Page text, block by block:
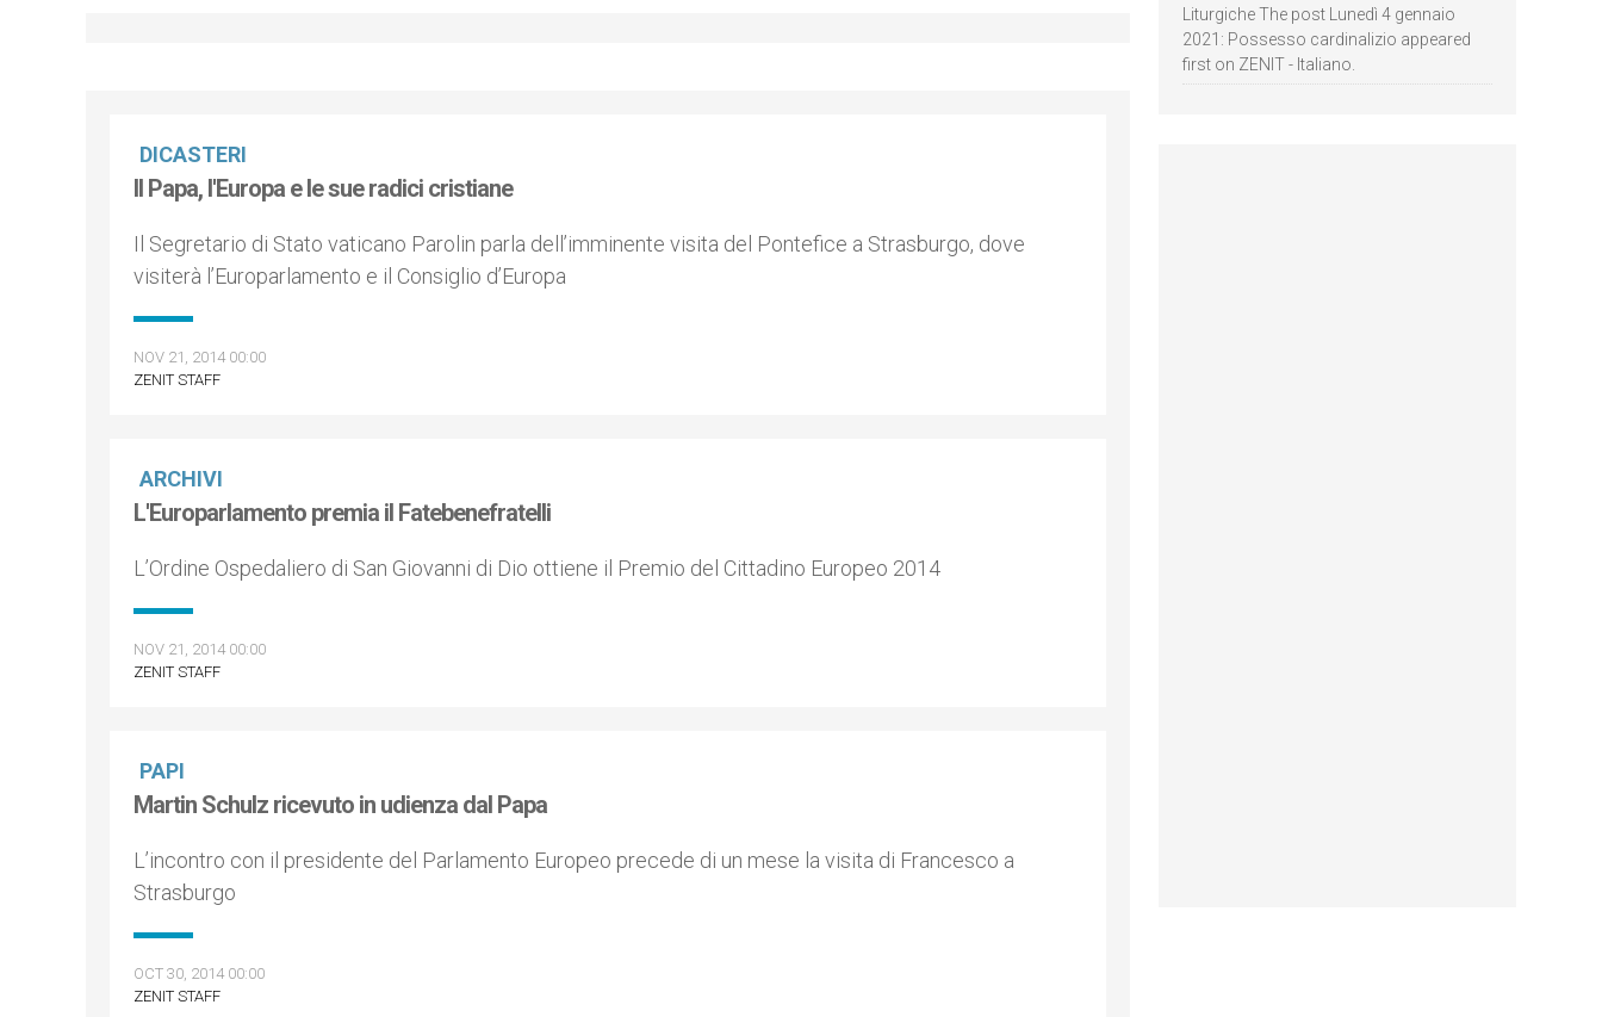
DICASTERI
Il Papa, l'Europa e le sue radici cristiane
Il Segretario di Stato vaticano Parolin parla dell’imminente visita del Pontefice a Strasburgo, dove
visiterà l’Europarlamento e il Consiglio d’Europa
NOV 21, 2014 00:00
ZENIT STAFF
ARCHIVI
L'Europarlamento premia il Fatebenefratelli
L’Ordine Ospedaliero di San Giovanni di Dio ottiene il Premio del Cittadino Europeo 2014
NOV 21, 2014 00:00
ZENIT STAFF
PAPI
Martin Schulz ricevuto in udienza dal Papa
L’incontro con il presidente del Parlamento Europeo precede di un mese la visita di Francesco a
Strasburgo
OCT 30, 2014 00:00
ZENIT STAFF
Liturgiche The post Lunedì 4 gennaio
2021: Possesso cardinalizio appeared
first on ZENIT - Italiano.